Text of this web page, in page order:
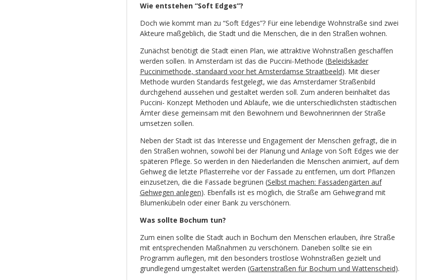
Wie entstehen “Soft Edges”?
Doch wie kommt man zu “Soft Edges”? Für eine lebendige Wohnstraße sind zwei
Akteure maßgeblich, die Stadt und die Menschen, die in den Straßen wohnen.
Zunächst benötigt die Stadt einen Plan, wie attraktive Wohnstraßen geschaffen
werden sollen. In Amsterdam ist das die Puccini-Methode (Beleidskader
Puccinimethode, standaard voor het Amsterdamse Straatbeeld). Mit dieser
Methode wurden Standards festgelegt, wie das Amsterdamer Straßenbild
durchgehend aussehen und gestaltet werden soll. Zum anderen beinhaltet das
Puccini- Konzept Methoden und Abläufe, wie die unterschiedlichsten städtischen
Ämter diese gemeinsam mit den Bewohnern und Bewohnerinnen der Straße
umsetzen sollen.
Neben der Stadt ist das Interesse und Engagement der Menschen gefragt, die in
den Straßen wohnen, sowohl bei der Planung und Anlage von Soft Edges wie der
späteren Pflege. So werden in den Niederlanden die Menschen animiert, auf dem
Gehweg die letzte Pflasterreihe vor der Fassade zu entfernen, um dort Pflanzen
einzusetzen, die die Fassade begrünen (Selbst machen: Fassadengärten auf
Gehwegen anlegen). Ebenfalls ist es möglich, die Straße am Gehwegrand mit
Blumenkübeln oder einer Bank zu verschönern.
Was sollte Bochum tun?
Zum einen sollte die Stadt auch in Bochum den Menschen erlauben, ihre Straße
mit entsprechenden Maßnahmen zu verschönern. Daneben sollte sie ein
Programm auflegen, mit den besonders trostlose Wohnstraßen gezielt und
grundlegend umgestaltet werden (Gartenstraßen für Bochum und Wattenscheid).